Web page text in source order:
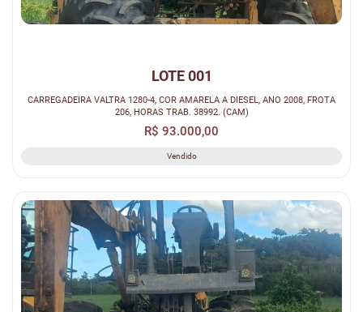
LOTE 001
CARREGADEIRA VALTRA 1280-4, COR AMARELA A DIESEL, ANO 2008, FROTA
206, HORAS TRAB. 38992. (CAM)
R$ 93.000,00
Vendido